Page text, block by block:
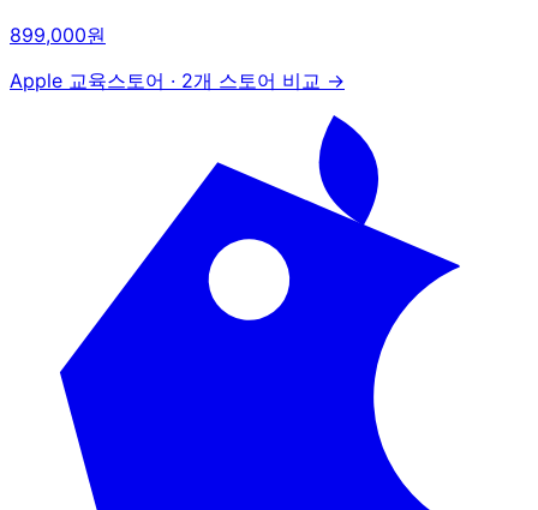
899,000원
Apple 교육스토어 · 2개 스토어 비교 →